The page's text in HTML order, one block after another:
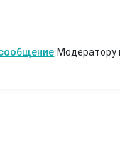
Модератору